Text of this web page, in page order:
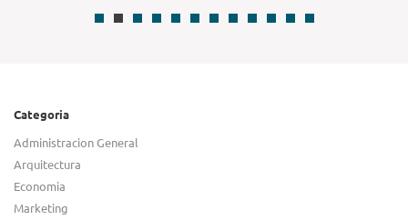
Categoria
Administracion General
Arquitectura
Economia
Marketing